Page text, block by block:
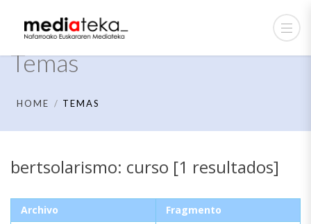
Temas
HOME TEMAS
bertsolarismo: curso [1 resultados]
Archivo Fragmento